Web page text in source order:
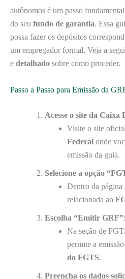
autônomos é um passo
do seu fundo de garantia. Essa
possa fazer os depósitos
um empregador formal. Veja a
e detalhado sobre como proceder.
Passo a Passo para Emissão da
Acesse o site da Caixa
Visite o site
Federal onde
emissão da guia.
Selecione a opção
Dentro da
relacionada ao
Escolha “Emitir GRF”:
Na seção de
permite a emissão
do FGTS.
Preencha os dados